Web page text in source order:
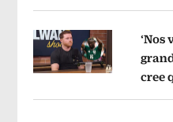
Opens in new window
‘Nos
cree